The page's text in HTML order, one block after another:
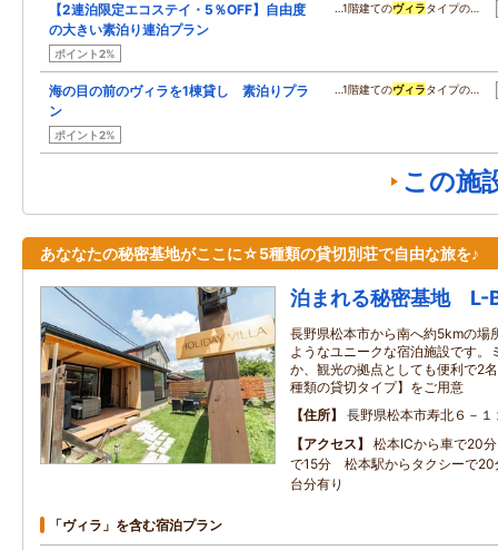
【2連泊限定エコステイ・5％OFF】自由度
の大きい素泊り連泊プラン
ポイント2%
…1階建てのヴィラタイプの…
海の目の前のヴィラを1棟貸し 素泊りプラ
ン
ポイント2%
…1階建てのヴィラタイプの…
この施
あななたの秘密基地がここに☆5種類の貸切別荘で自由な旅を♪
泊まれる秘密基地 L-
長野県松本市から南へ約5kmの場
ようなユニークな宿泊施設です。
か、観光の拠点としても便利で2
種類の貸切タイプ】をご用意
住所
長野県松本市寿北６－１
アクセス
松本ICから車で20
で15分 松本駅からタクシーで
台分有り
「ヴィラ」を含む宿泊プラン